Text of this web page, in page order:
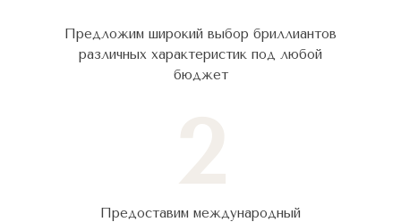
Предложим широкий выбор бриллиантов
различных характеристик под любой
бюджет
Предоставим международный